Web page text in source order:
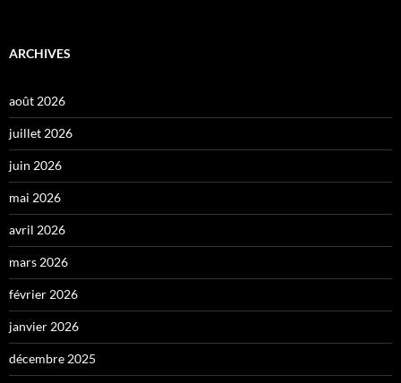
ARCHIVES
août 2026
juillet 2026
juin 2026
mai 2026
avril 2026
mars 2026
février 2026
janvier 2026
décembre 2025